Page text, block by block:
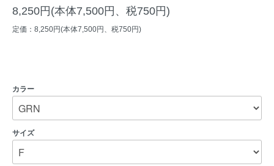
8,250円(本体7,500円、税750円)
定価：8,250円(本体7,500円、税750円)
カラー
サイズ